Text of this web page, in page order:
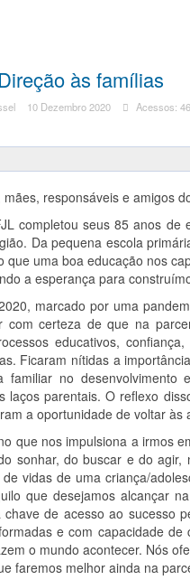
às famílias
10 Dezembro 2020 Acessos:
mães, responsáveis e amigos
completou seus 85 anos
Da pequena escola
que uma boa educação nos
a esperança para
marcado por uma
com certeza de que na
educativos,
Ficaram nítidas a
familiar no
laços parentais. O reflexo
a oportunidade de voltar às
que nos impulsiona a irmos
sonhar, do buscar e do
vidas de uma criança/
que desejamos alcançar
de acesso ao sucesso
e com capacidade
o mundo acontecer. Nós
faremos melhor ainda na